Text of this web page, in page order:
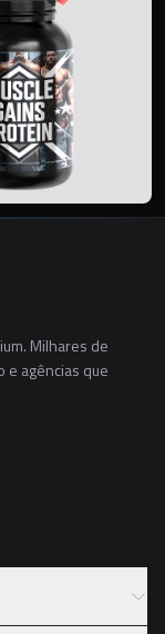
Milhares de
e agências que